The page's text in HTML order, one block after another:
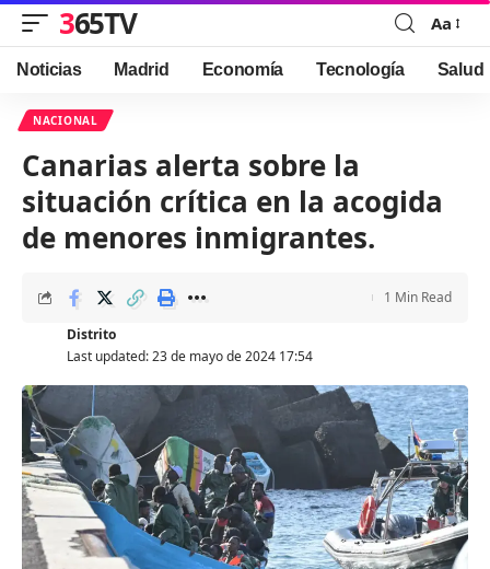
365TV
Font
Resizer
Aa
Noticias Madrid Economía Tecnología Salud
NACIONAL
Canarias alerta sobre la
situación crítica en la acogida
de menores inmigrantes.
Last updated: 23 de mayo de 2024 17:54
Distrito
1 Min Read